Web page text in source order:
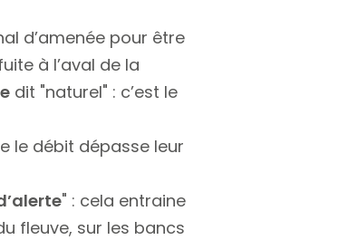
d’amenée pour être
à l’aval de la
dit "naturel" : c’est le
le débit dépasse leur
" : cela entraine
fleuve, sur les bancs